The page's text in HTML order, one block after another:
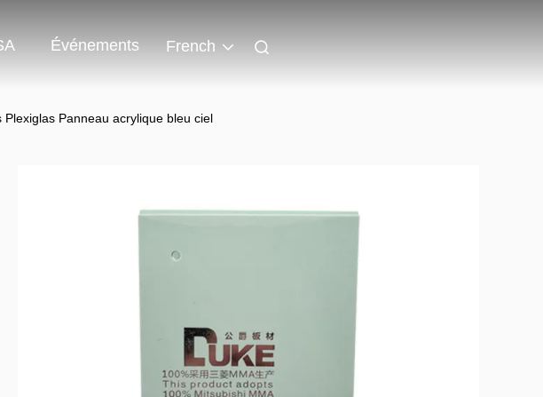
Événements French
Panneau acrylique bleu ciel